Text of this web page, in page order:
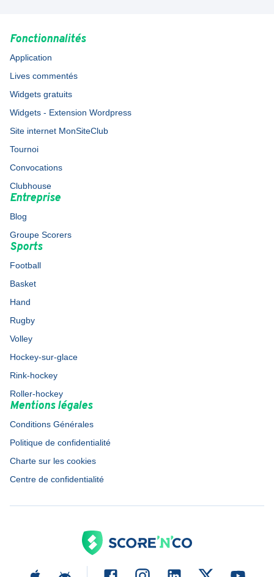
Fonctionnalités
Application
Lives commentés
Widgets gratuits
Widgets - Extension Wordpress
Site internet MonSiteClub
Tournoi
Convocations
Clubhouse
Entreprise
Blog
Groupe Scorers
Sports
Football
Basket
Hand
Rugby
Volley
Hockey-sur-glace
Rink-hockey
Roller-hockey
Mentions légales
Conditions Générales
Politique de confidentialité
Charte sur les cookies
Centre de confidentialité